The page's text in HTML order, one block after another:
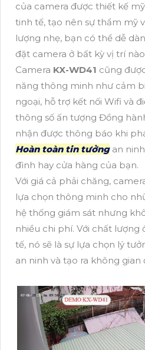
của camera được thiết kế
tinh tế, tạo nên sự thẩm mỹ
lượng nhẹ, bạn có thể dễ
đặt camera ở bất kỳ vị trí
Camera KX-WD41 cũng
năng thông minh như cảm
ngoại, hỗ trợ kết nối Wifi và
thông số ấn tượng Đồng
nhận được thông báo khi
Hoàn toàn tin tưởngan
đình hay cửa hàng của bạn.
Với giá cả phải chăng,
lựa chọn thông minh cho
hệ thống giám sát nhưng
nhiều chi phí. Với chất lượng
tế, nó sẽ là sự lựa chọn lý
an ninh và tạo ra không gian